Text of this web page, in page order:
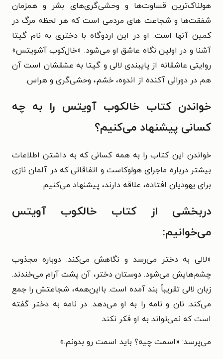
هولناک‌ترین قساوت‌ها و وحشی‌گری‌های بشر و همزمان
شفقت‌ها و شجاعت های مردمی است که هر لحظه مرگ در
کمین آنها است. او در این اردوگاه با دختری به نام گیتا
آشنا و در اولین نگاه عاشق او می‌شود. «خال‌کوب آشویتس»
روایتی عاشقانه از پایبندی لالی و گیتا به عشقشان است آن
هم در دورانی آکنده از اندوه، خشم، وحشی‌گری و هراس.
خواندن کتاب خالکوب آویتس را به چه
کسانی پیشنهاد می‌کنیم؟
خواندن این کتاب را به همه کسانی که به داشتن اطلاعات
بیشتر درباره ماجرای هولوکاست و اتفاقاتی که در آلمان نازی
برای یهودیان افتاده، علاقه دارند، پیشنهاد می‌کنیم.
دربخشی از کتاب خالکوب آویتس
می‌خوانیم:
«لالی به دختر می‌رسد و نگاهش می‌کند. دوباره مجذوب
چشم‌هایش می‌شود. دوستان دختر، آن پشت آرام می‌خندند.
زبان لالی تقریباً بند آمده است. بااین‌همه، شجاعتش را جمع
می‌کند. نان و نامه را به او می‌دهد. در نامه به دختر گفته
است که نمی‌تواند به او فکر نکند.
می‌پرسد: «اسمت چیه؟ باید اسمت رو بدونم.»